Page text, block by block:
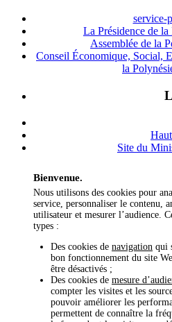
service-
La Présidence de
Assemblée de la
Conseil Économique, Social,
la
Site du
Bienvenue.
Nous utilisons des cookies pour
service, personnaliser le contenu,
utilisateur et mesurer l’audience.
types :
Des cookies de navigation qui
bon fonctionnement du site
être désactivés ;
Des cookies de mesure
compter les visites et les
pouvoir améliorer les
permettent de connaître la